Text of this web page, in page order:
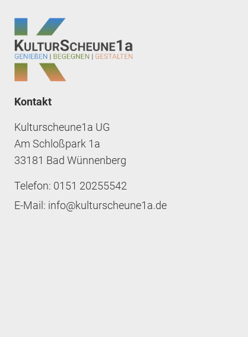
Kontakt
Kulturscheune1a UG
Am Schloßpark 1a
33181 Bad Wünnenberg
Telefon: 0151 20255542
E-Mail: info@kulturscheune1a.de